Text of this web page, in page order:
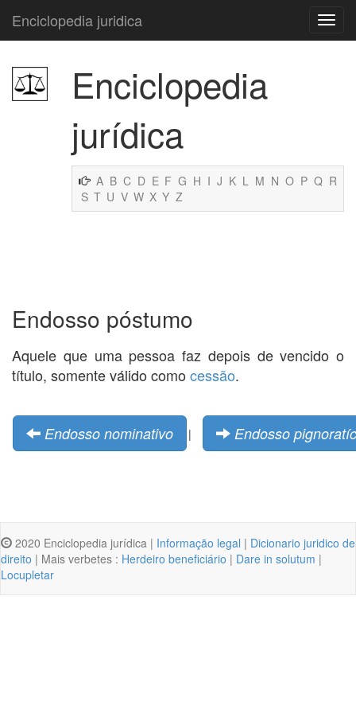
Enciclopedia juridica
Enciclopedia
jurídica
A B C D E F G H I J K L M N O P Q R
S T U V W X Y Z
Endosso póstumo
Aquele que uma pessoa faz depois de vencido o
título, somente válido como cessão.
Endosso nominativo | Endosso
2020 Enciclopedia jurídica | Informação legal | Dicionario juridico de
direito | Mais verbetes : Herdeiro beneficiário | Dare in solutum |
Locupletar